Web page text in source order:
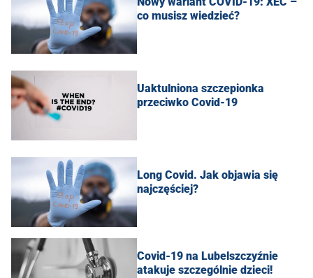
co musisz wiedzieć?
Uaktulniona szczepionka
przeciwko Covid-19
Long Covid. Jak objawia się
najczęściej?
Covid-19 na Lubelszczyźnie
atakuje szczególnie dzieci!